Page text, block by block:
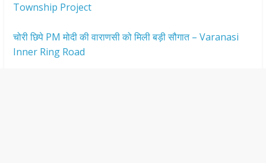
Township Project
चोरी छिपे PM मोदी की वाराणसी को मिली बड़ी सौगात – Varanasi
Inner Ring Road